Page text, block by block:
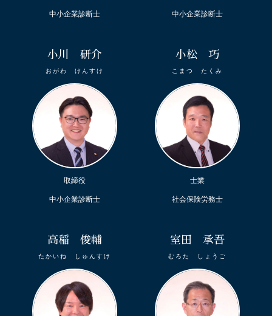
中小企業診断士 中小企業診断士
小川 研介
おがわ けんすけ
取締役
中小企業診断士
小松 巧
こまつ たくみ
士業
社会保険労務士
高稲 俊輔
たかいね しゅんすけ
室田 承吾
むろた しょうご